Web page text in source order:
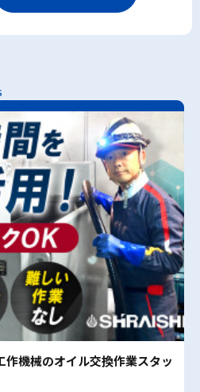
作機械のオイル交換作業スタッ